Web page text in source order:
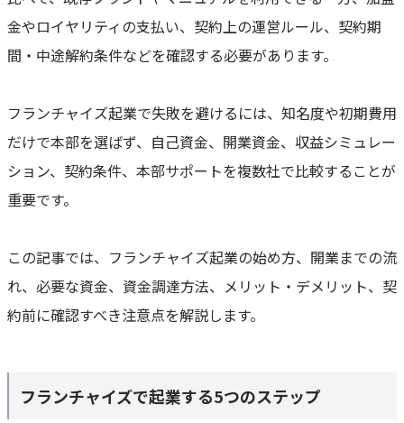
ロイヤリティの仕組みや費用を確認する
金やロイヤリティの支払い、契約上の運営ルール、契約期
間・中途解約条件などを確認する必要があります。
フランチャイズ起業で失敗を避けるには、知名度や初期費用
だけで本部を選ばず、自己資金、開業資金、収益シミュレー
ション、契約条件、本部サポートを複数社で比較することが
重要です。
この記事では、フランチャイズ起業の始め方、開業までの流
れ、必要な資金、資金調達方法、メリット・デメリット、契
約前に確認すべき注意点を解説します。
フランチャイズで起業する5つのステップ